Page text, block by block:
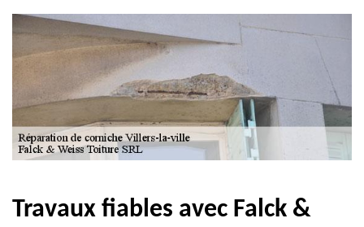
Travaux fiables avec Falck &